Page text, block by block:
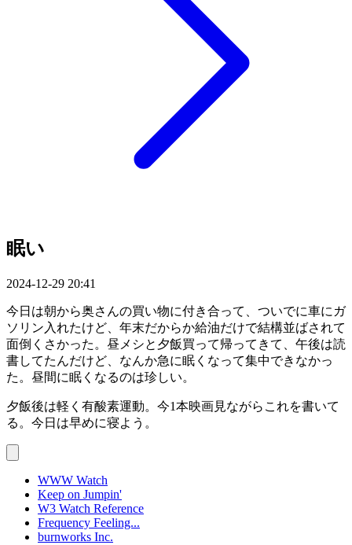
眠い
2024-12-29 20:41
今日は朝から奥さんの買い物に付き合って、ついでに車にガ
ソリン入れたけど、年末だからか給油だけで結構並ばされて
面倒くさかった。昼メシと夕飯買って帰ってきて、午後は読
書してたんだけど、なんか急に眠くなって集中できなかっ
た。昼間に眠くなるのは珍しい。
夕飯後は軽く有酸素運動。今1本映画見ながらこれを書いて
る。今日は早めに寝よう。
WWW Watch
Keep on Jumpin'
W3 Watch Reference
Frequency Feeling...
burnworks Inc.